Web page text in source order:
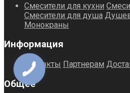
Смесители для кухни
Смесители для душа
Монокраны
Информация
Контакты Партнерам
Общее